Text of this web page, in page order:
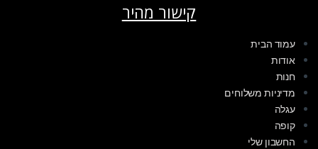
קישור מהיר
עמוד הבית
אודות
חנות
מדיניות משלוחים
עגלה
קופה
החשבון שלי